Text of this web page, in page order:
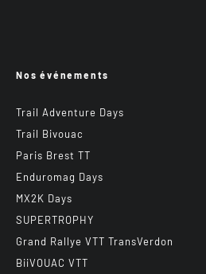
Nos événements
Trail Adventure Days
Trail Bivouac
Paris Brest TT
Enduromag Days
MX2K Days
SUPERTROPHY
Grand Rallye VTT TransVerdon
BiiVOUAC VTT